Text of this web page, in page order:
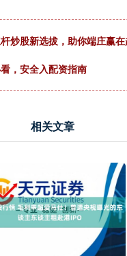
炒股新选拔，助你端庄赢
，安全入配资指南
相关文章